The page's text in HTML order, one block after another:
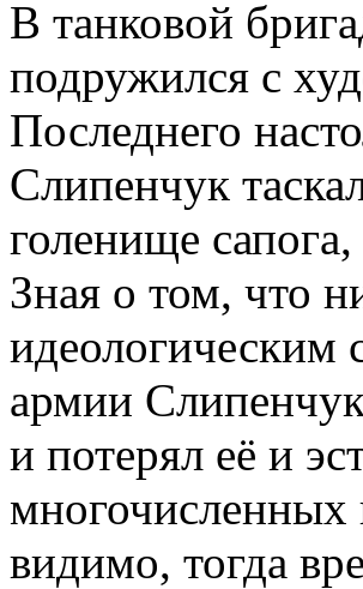
В танковой
подружился с
Последнего
Слипенчук
голенище
Зная о том, что
идеологическим
армии
и потерял её и
многочисленных
видимо, тогда